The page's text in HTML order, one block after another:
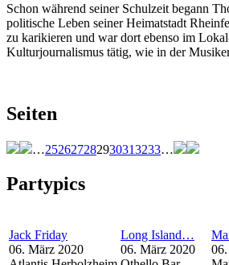
Schon während seiner Schulzeit begann
politische Leben seiner Heimatstadt
zu karikieren und war dort ebenso im
Kulturjournalismus tätig, wie in der
Seiten
…252627282930313233…
Partypics
Jack Friday
06. März 2020
Long Island…
06. März 2020